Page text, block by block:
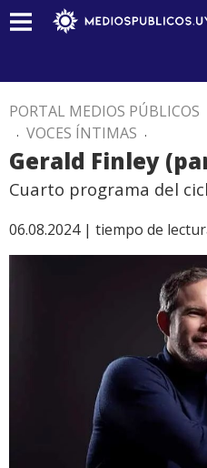
PORTAL MEDIOS PÚBLICOS
. VOCES ÍNTIMAS .
Gerald Finley
Cuarto programa del
06.08.2024 | tiempo de